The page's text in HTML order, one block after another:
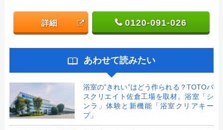
詳細 0120-091-026
あわせて読みたい
浴室の”きれい”はどう作られる？TOTOバ
スクリエイト佐倉工場を取材。浴室「シ
ンラ」体験と新機能「浴室クリアキー
プ」